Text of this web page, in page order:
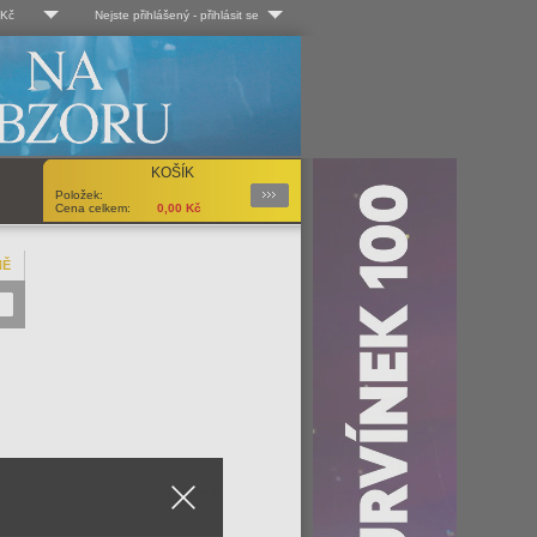
Nejste přihlášený - přihlásit se
Log-in
Uživ. jméno:
Heslo:
Registrace
KOŠÍK
Položek:
Cena celkem:
0,00 Kč
Podrobnosti
Close